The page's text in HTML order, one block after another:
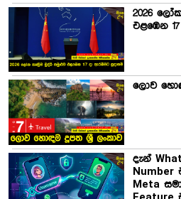
2026
එළඹෙන
ලොව
දැන්
Meta